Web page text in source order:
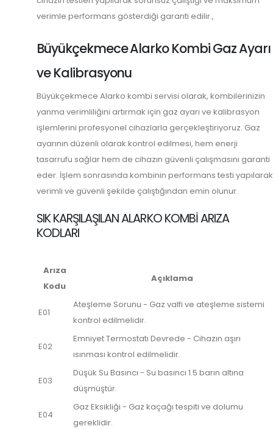
verimle performans gösterdiği garanti edilir.,
Büyükçekmece Alarko Kombi Gaz Ayarı
ve Kalibrasyonu
Büyükçekmece Alarko kombi servisi olarak, kombilerinizin
yanma verimliliğini artırmak için gaz ayarı ve kalibrasyon
işlemlerini profesyonel cihazlarla gerçekleştiriyoruz. Gaz
ayarının düzenli olarak kontrol edilmesi, hem enerji
tasarrufu sağlar hem de cihazın güvenli çalışmasını garanti
eder. İşlem sonrasında kombinin performans testi yapılarak
verimli ve güvenli şekilde çalıştığından emin olunur.
SIK KARŞILAŞILAN ALARKO KOMBI ARIZA
KODLARI
Arıza
Kodu
Açıklama
E01
Ateşleme Sorunu - Gaz valfi ve ateşleme sistemi
kontrol edilmelidir.
E02
Emniyet Termostatı Devrede - Cihazın aşırı
ısınması kontrol edilmelidir.
E03
Düşük Su Basıncı - Su basıncı 1.5 barın altına
düşmüştür.
E04
Gaz Eksikliği - Gaz kaçağı tespiti ve dolumu
gereklidir.